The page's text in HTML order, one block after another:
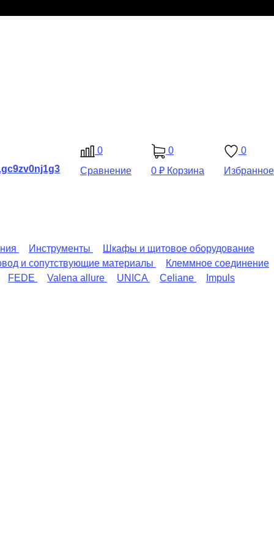
0
Сравнение
0
0 ₽ Корзина
0
Избранное
Инструменты
Шкафы и щитовое оборудование
и сопутствующие материалы
Клеммное соединение
FEDE Valena allure UNICA Celiane
Impuls